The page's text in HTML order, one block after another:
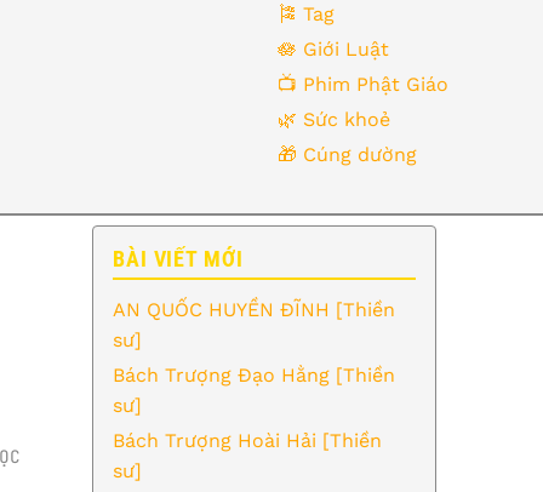
🎏 Tag
🪷 Giới Luật
📺 Phim Phật Giáo
🌿️ Sức khoẻ
🎁️ Cúng dường
BÀI VIẾT MỚI
AN QUỐC HUYỀN ĐĨNH [Thiền
sư]
Bách Trượng Đạo Hằng [Thiền
sư]
Bách Trượng Hoài Hải [Thiền
sư]